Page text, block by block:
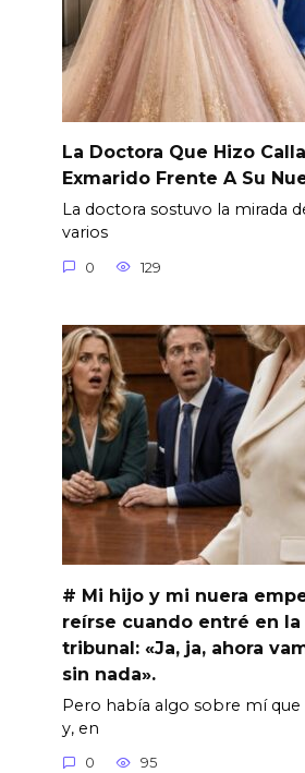
La Doctora Que Hizo
Exmarido Frente A Su
La doctora sostuvo la mirada
varios
0 129
# Mi hijo y mi nuera
reírse cuando entré en la
tribunal: «Ja, ja, ahora
sin nada».
Pero había algo sobre mí que
y, en
0 95